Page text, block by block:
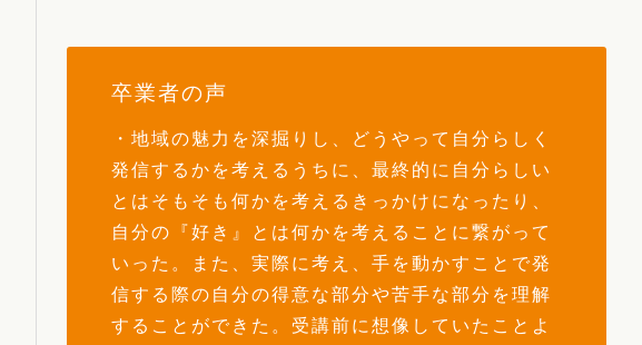
卒業者の声
・地域の魅力を深掘りし、どうやって自分らしく
発信するかを考えるうちに、最終的に自分らしい
とはそもそも何かを考えるきっかけになったり、
自分の『好き』とは何かを考えることに繋がって
いった。また、実際に考え、手を動かすことで発
信する際の自分の得意な部分や苦手な部分を理解
することができた。受講前に想像していたことよ